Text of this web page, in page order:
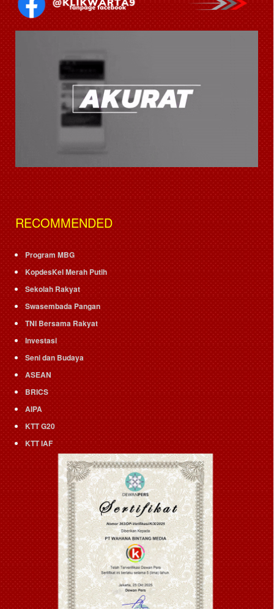
RECOMMENDED
Program MBG
KopdesKel Merah Putih
Sekolah Rakyat
Swasembada Pangan
TNI Bersama Rakyat
Investasi
Seni dan Budaya
ASEAN
BRICS
AIPA
KTT G20
KTT IAF